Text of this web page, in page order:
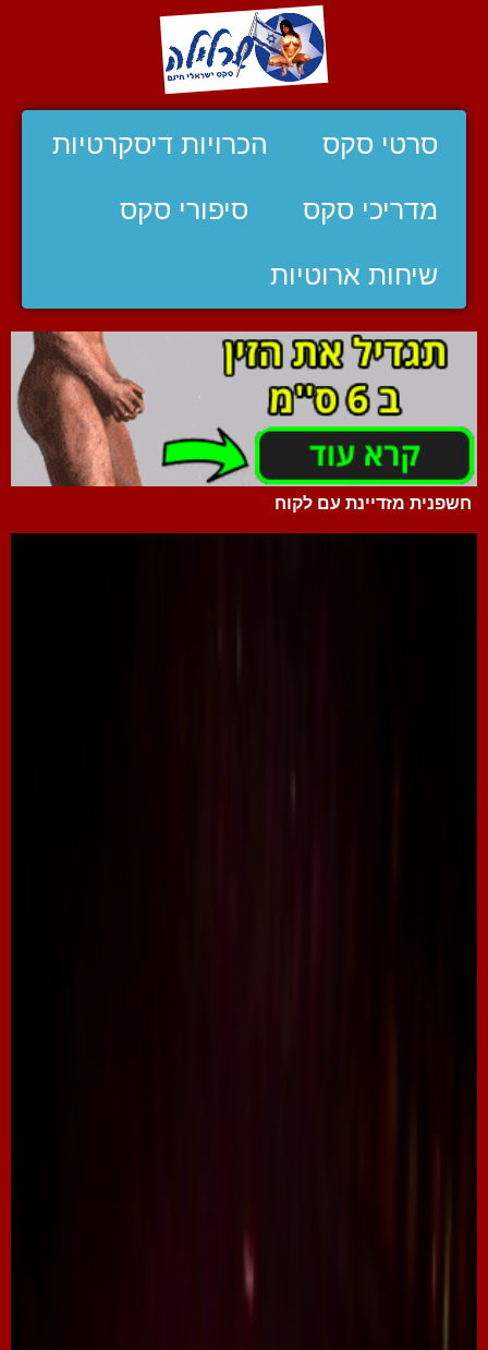
סרטי סקס הכרויות דיסקרטיות
מדריכי סקס סיפורי סקס
שיחות ארוטיות
חשפנית מזדיינת עם לקוח